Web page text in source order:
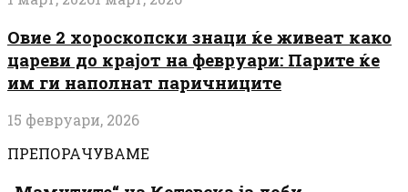
Овие 2 хороскопски знаци ќе живеат како
цареви до крајот на февруари: Парите ќе
им ги наполнат паричниците
15 февруари, 2026
ПРЕПОРАЧУВАМЕ